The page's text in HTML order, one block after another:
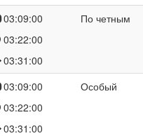
03:09:00
03:22:00
03:31:00
По четным
03:09:00
03:22:00
03:31:00
Особый